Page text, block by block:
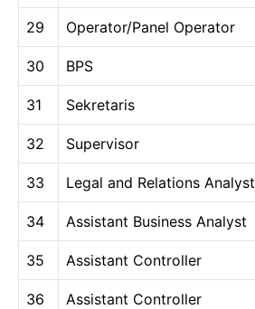
29 Operator/Panel Operator
30 BPS
31 Sekretaris
32 Supervisor
33 Legal and Relations Analyst
34 Assistant Business Analyst
35 Assistant Controller
36 Assistant Controller